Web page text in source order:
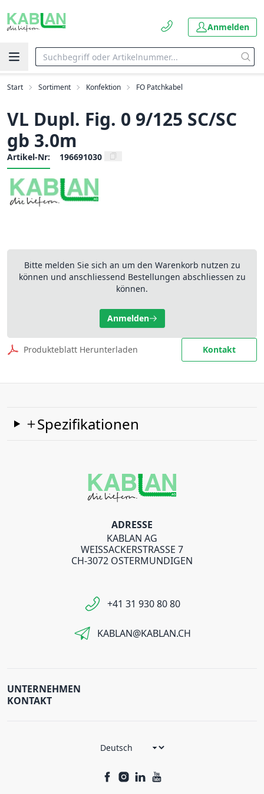
Anmelden
Start Sortiment Konfektion FO Patchkabel
VL Dupl. Fig. 0 9/125 SC/SC
gb 3.0m
Artikel-Nr: 196691030
Bitte melden Sie sich an um den Warenkorb nutzen zu
können und anschliessend Bestellungen abschliessen zu
können.
Anmelden
Produkteblatt Herunterladen Kontakt
Spezifikationen
ADRESSE
KABLAN AG
WEISSACKERSTRASSE 7
CH-3072 OSTERMUNDIGEN
+41 31 930 80 80
KABLAN@KABLAN.CH
UNTERNEHMEN
KONTAKT